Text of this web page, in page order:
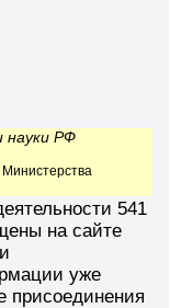
науки РФ
541
на сайте
уже
присоединения